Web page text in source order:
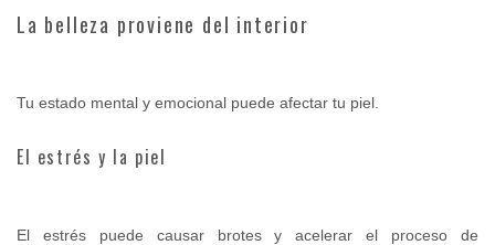
La belleza proviene del interior
Tu estado mental y emocional puede afectar tu piel.
El estrés y la piel
El estrés puede causar brotes y acelerar el proceso de